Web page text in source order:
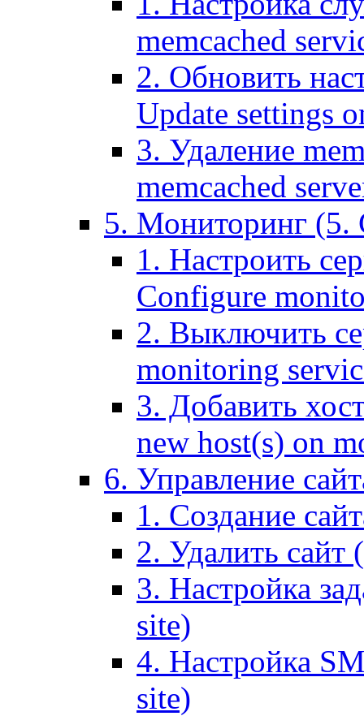
memcached
2. Обновить
Update settings
3. Удаление
memcached
5. Мониторинг (5.
1. Настроить
Configure
2. Выключить
monitoring
3. Добавить
new host(s) on
6. Управление
1. Создание
2. Удалить сайт
3. Настройка
site)
4. Настройка
site)